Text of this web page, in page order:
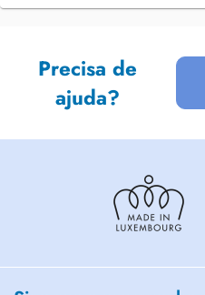
Precisa de
ajuda?